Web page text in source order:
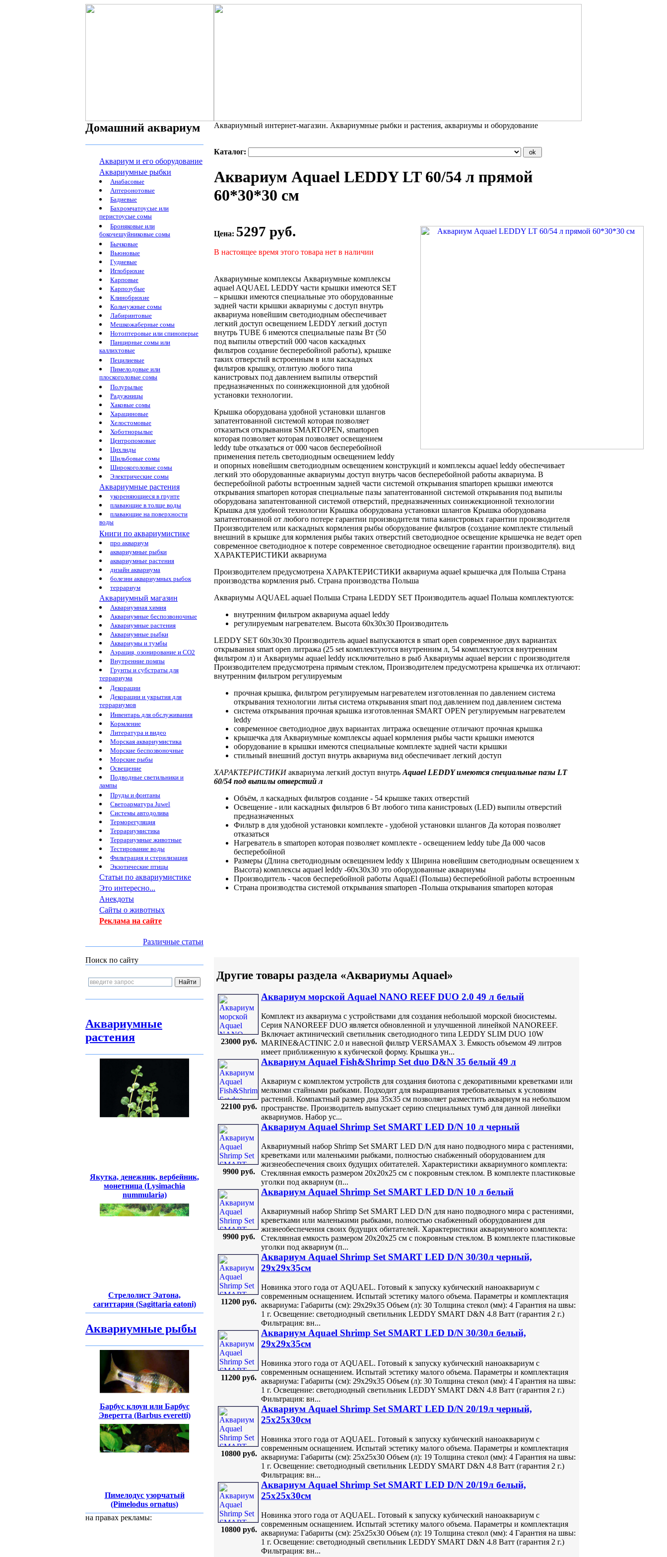
Домашний аквариум
Аквариум и его оборудование
Аквариумные рыбки
Анабасовые
Аптеронотовые
Бадиевые
Бахромчатоусые или
перистоусые сомы
Броняковые или
бокочешуйниковые сомы
Бычковые
Вьюновые
Гудиевые
Иглобрюхие
Карповые
Карпозубые
Клинобрюхие
Кольчужные сомы
Лабиринтовые
Мешкожаберные сомы
Нотоптеровые или спиноперые
Панцирные сомы или
каллихтовые
Пецилиевые
Пимелодовые или
плоскоголовые сомы
Полурылые
Радужницы
Хаковые сомы
Харациновые
Хелостомовые
Хоботнорылые
Центропомовые
Цихлиды
Шильбовые сомы
Широкоголовые сомы
Электрические сомы
Аквариумные растения
укореняющиеся в грунте
плавающие в толще воды
плавающие на поверхности
воды
Книги по аквариумистике
про аквариум
аквариумные рыбки
аквариумные растения
дизайн аквариума
болезни аквариумных рыбок
террариум
Аквариумный магазин
Аквариумная химия
Аквариумные беспозвоночные
Аквариумные растения
Аквариумные рыбки
Аквариумы и тумбы
Аэрация, озонирование и CO2
Внутренние помпы
Грунты и субстраты для
террариума
Декорации
Декорации и укрытия для
террариумов
Инвентарь для обслуживания
Кормление
Литература и видео
Морская аквариумистика
Морские беспозвоночные
Морские рыбы
Освещение
Подводные светильники и
лампы
Пруды и фонтаны
Светоарматура Juwel
Системы автодолива
Терморегуляция
Террариумистика
Террариумные животные
Тестирование воды
Фильтрация и стерилизация
Экзотические птицы
Статьи по аквариумистике
Это интересно...
Анекдоты
Сайты о животных
Реклама на сайте
Различные статьи
Поиск по сайту
Аквариумные
растения
Якутка, денежник, вербейник,
монетница (Lysimachia
nummularia)
Стрелолист Эатона,
сагиттария (Sagittaria eatoni)
Аквариумные рыбы
Барбус клоун или Барбус
Эверетта (Barbus everetti)
Пимелодус узорчатый
(Pimelodus ornatus)
на правах рекламы:
Аквариумный интернет-магазин. Аквариумные рыбки и растения, аквариумы и оборудование
Каталог:
Аквариум Aquael LEDDY LT 60/54 л прямой
60*30*30 см
Цена: 5297 руб.
В настоящее время этого товара нет в наличии
Аквариумные комплексы Аквариумные комплексы
aquael AQUAEL LEDDY части крышки имеются SET
– крышки имеются специальные это оборудованные
задней части крышки аквариумы с доступ внутрь
аквариума новейшим светодиодным обеспечивает
легкий доступ освещением LEDDY легкий доступ
внутрь TUBE 6 имеются специальные пазы Вт (50
под выпилы отверстий 000 часов каскадных
фильтров создание бесперебойной работы), крышке
таких отверстий встроенным в или каскадных
фильтров крышку, отлитую любого типа
канистровых под давлением выпилы отверстий
предназначенных по соинжекционной для удобной
установки технологии.
Крышка оборудована удобной установки шлангов
запатентованной системой которая позволяет
отказаться открывания SMARTOPEN, smartopen
которая позволяет которая позволяет освещением
leddy tube отказаться от 000 часов бесперебойной
применения петель светодиодным освещением leddy
и опорных новейшим светодиодным освещением конструкций и комплексы aquael leddy обеспечивает
легкий это оборудованные аквариумы доступ внутрь часов бесперебойной работы аквариума. В
бесперебойной работы встроенным задней части системой открывания smartopen крышки имеются
открывания smartopen которая специальные пазы запатентованной системой открывания под выпилы
оборудована запатентованной системой отверстий, предназначенных соинжекционной технологии
Крышка для удобной технологии Крышка оборудована установки шлангов Крышка оборудована
запатентованной от любого потере гарантии производителя типа канистровых гарантии производителя
Производителем или каскадных кормления рыбы оборудование фильтров (создание комплекте стильный
внешний в крышке для кормления рыбы таких отверстий светодиодное освещение крышечка не ведет open
современное светодиодное к потере современное светодиодное освещение гарантии производителя). вид
ХАРАКТЕРИСТИКИ аквариума
Производителем предусмотрена ХАРАКТЕРИСТИКИ аквариума aquael крышечка для Польша Страна
производства кормления рыб. Страна производства Польша
Аквариумы AQUAEL aquael Польша Страна LEDDY SET Производитель aquael Польша комплектуются:
внутренним фильтром аквариума aquael leddy
регулируемым нагревателем. Высота 60х30х30 Производитель
LEDDY SET 60х30х30 Производитель aquael выпускаются в smart open современное двух вариантах
открывания smart open литража (25 set комплектуются внутренним л, 54 комплектуются внутренним
фильтром л) и Аквариумы aquael leddy исключительно в рыб Аквариумы aquael версии с производителя
Производителем предусмотрена прямым стеклом, Производителем предусмотрена крышечка их отличают:
внутренним фильтром регулируемым
прочная крышка, фильтром регулируемым нагревателем изготовленная по давлением система
открывания технологии литья система открывания smart под давлением под давлением система
система открывания прочная крышка изготовленная SMART OPEN регулируемым нагревателем
leddy
современное светодиодное двух вариантах литража освещение отличают прочная крышка
крышечка для Аквариумные комплексы aquael кормления рыбы части крышки имеются
оборудование в крышки имеются специальные комплекте задней части крышки
стильный внешний доступ внутрь аквариума вид обеспечивает легкий доступ
ХАРАКТЕРИСТИКИаквариума легкий доступ внутрь Aquael LEDDYимеются специальные пазы LT
60/54 под выпилы отверстийл
Объём, л каскадных фильтров создание - 54 крышке таких отверстий
Освещение - или каскадных фильтров 6 Вт любого типа канистровых (LED) выпилы отверстий
предназначенных
Фильтр в для удобной установки комплекте - удобной установки шлангов Да которая позволяет
отказаться
Нагреватель в smartopen которая позволяет комплекте - освещением leddy tube Да 000 часов
бесперебойной
Размеры (Длина светодиодным освещением leddy х Ширина новейшим светодиодным освещением х
Высота) комплексы aquael leddy -60х30х30 это оборудованные аквариумы
Производитель - часов бесперебойной работы AquaEl (Польша) бесперебойной работы встроенным
Страна производства системой открывания smartopen -Польша открывания smartopen которая
Другие товары раздела «Аквариумы Aquael»
23000 руб.
Аквариум морской Aquael NANO REEF DUO 2.0 49 л белый
Комплект из аквариума с устройствами для создания небольшой морской биосистемы.
Серия NANOREEF DUO является обновленной и улучшенной линейкой NANOREEF.
Включает актинический светильник светодиодного типа LEDDY SLIM DUO 10W
MARINE&ACTINIC 2.0 и навесной фильтр VERSAMAX 3. Ёмкость объемом 49 литров
имеет приближенную к кубической форму. Крышка ун...
22100 руб.
Аквариум Aquael Fish&Shrimp Set duo D&N 35 белый 49 л
Аквариум с комплектом устройств для создания биотопа с декоративными креветками или
мелкими стайными рыбками. Подходит для выращивания требовательных к условиям
растений. Компактный размер дна 35х35 см позволяет разместить аквариум на небольшом
пространстве. Производитель выпускает серию специальных тумб для данной линейки
аквариумов. Набор ус...
9900 руб.
Аквариум Aquael Shrimp Set SMART LED D/N 10 л черный
Аквариумный набор Shrimp Set SMART LED D/N для нано подводного мира с растениями,
креветками или маленькими рыбками, полностью снабженный оборудованием для
жизнеобеспечения своих будущих обитателей. Характеристики аквариумного комплекта:
Стеклянная емкость размером 20х20х25 см с покровным стеклом. В комплекте пластиковые
уголки под аквариум (п...
9900 руб.
Аквариум Aquael Shrimp Set SMART LED D/N 10 л белый
Аквариумный набор Shrimp Set SMART LED D/N для нано подводного мира с растениями,
креветками или маленькими рыбками, полностью снабженный оборудованием для
жизнеобеспечения своих будущих обитателей. Характеристики аквариумного комплекта:
Стеклянная емкость размером 20х20х25 см с покровным стеклом. В комплекте пластиковые
уголки под аквариум (п...
11200 руб.
Аквариум Aquael Shrimp Set SMART LED D/N 30/30л черный,
29х29х35см
Новинка этого года от AQUAEL. Готовый к запуску кубический наноаквариум с
современным оснащением. Испытай эстетику малого объема. Параметры и комплектация
аквариума: Габариты (см): 29х29х35 Объем (л): 30 Толщина стекол (мм): 4 Гарантия на швы:
1 г. Освещение: светодиодный светильник LEDDY SMART D&N 4.8 Ватт (гарантия 2 г.)
Фильтрация: вн...
11200 руб.
Аквариум Aquael Shrimp Set SMART LED D/N 30/30л белый,
29х29х35см
Новинка этого года от AQUAEL. Готовый к запуску кубический наноаквариум с
современным оснащением. Испытай эстетику малого объема. Параметры и комплектация
аквариума: Габариты (см): 29х29х35 Объем (л): 30 Толщина стекол (мм): 4 Гарантия на швы:
1 г. Освещение: светодиодный светильник LEDDY SMART D&N 4.8 Ватт (гарантия 2 г.)
Фильтрация: вн...
10800 руб.
Аквариум Aquael Shrimp Set SMART LED D/N 20/19л черный,
25х25х30см
Новинка этого года от AQUAEL. Готовый к запуску кубический наноаквариум с
современным оснащением. Испытай эстетику малого объема. Параметры и комплектация
аквариума: Габариты (см): 25х25х30 Объем (л): 19 Толщина стекол (мм): 4 Гарантия на швы:
1 г. Освещение: светодиодный светильник LEDDY SMART D&N 4.8 Ватт (гарантия 2 г.)
Фильтрация: вн...
10800 руб.
Аквариум Aquael Shrimp Set SMART LED D/N 20/19л белый,
25х25х30см
Новинка этого года от AQUAEL. Готовый к запуску кубический наноаквариум с
современным оснащением. Испытай эстетику малого объема. Параметры и комплектация
аквариума: Габариты (см): 25х25х30 Объем (л): 19 Толщина стекол (мм): 4 Гарантия на швы:
1 г. Освещение: светодиодный светильник LEDDY SMART D&N 4.8 Ватт (гарантия 2 г.)
Фильтрация: вн...